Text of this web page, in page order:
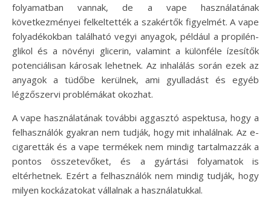
folyamatban vannak, de a vape használatának
következményei felkeltették a szakértők figyelmét. A vape
folyadékokban található vegyi anyagok, például a propilén-
glikol és a növényi glicerin, valamint a különféle ízesítők
potenciálisan károsak lehetnek. Az inhalálás során ezek az
anyagok a tüdőbe kerülnek, ami gyulladást és egyéb
légzőszervi problémákat okozhat.
A vape használatának további aggasztó aspektusa, hogy a
felhasználók gyakran nem tudják, hogy mit inhalálnak. Az e-
cigaretták és a vape termékek nem mindig tartalmazzák a
pontos összetevőket, és a gyártási folyamatok is
eltérhetnek. Ezért a felhasználók nem mindig tudják, hogy
milyen kockázatokat vállalnak a használatukkal.